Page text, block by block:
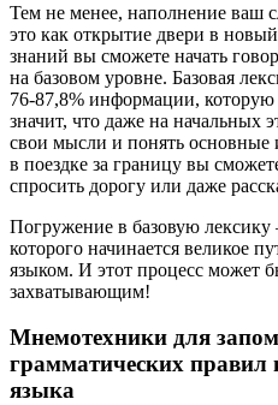
Тем не менее, наполнение ваш
это как открытие двери в
знаний вы сможете начать
на базовом уровне. Базовая
76-87,8% информации,
значит, что даже на начальных
свои мысли и понять основные
в поездке за границу вы
спросить дорогу или даже
Погружение в базовую
которого начинается великое
языком. И этот процесс может
захватывающим!
Мнемотехники для
грамматических правил
языка